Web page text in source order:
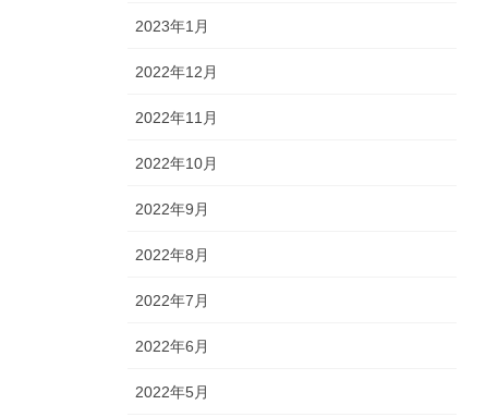
2023年1月
2022年12月
2022年11月
2022年10月
2022年9月
2022年8月
2022年7月
2022年6月
2022年5月